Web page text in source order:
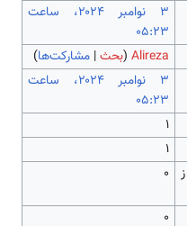
‏۳ نوامبر ۲۰۲۴، ساعت
۰۵:۲۳
Alireza
(بحث| مشارکت‌ها)
‏۳ نوامبر ۲۰۲۴، ساعت
۰۵:۲۳
۱
۱
روز ۰
۰